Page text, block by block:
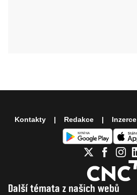
Další témata z našich webů
Kontakty Redakce Inzerce